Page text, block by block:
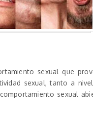
sexual que
sexual, tanto a
sexual